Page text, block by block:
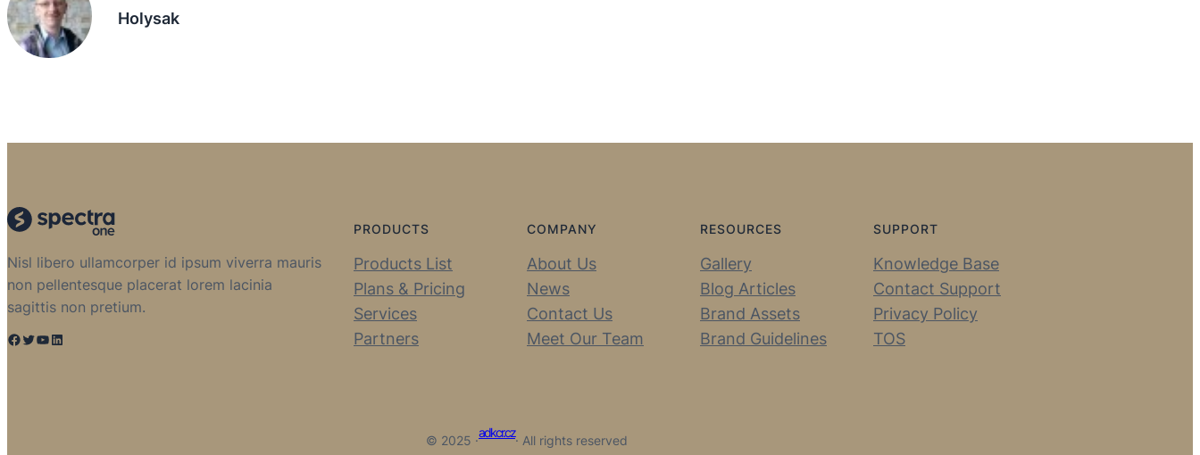
Holysak
Nisl libero ullamcorper id ipsum viverra mauris
non pellentesque placerat lorem lacinia
sagittis non pretium.
Facebook Twitter YouTube LinkedIn
PRODUCTS
Products List
Plans & Pricing
Services
Partners
COMPANY
About Us
News
Contact Us
Meet Our Team
RESOURCES
Gallery
Blog Articles
Brand Assets
Brand Guidelines
SUPPORT
Knowledge Base
Contact Support
Privacy Policy
TOS
© 2025 ·
adkcr.cz
· All rights reserved